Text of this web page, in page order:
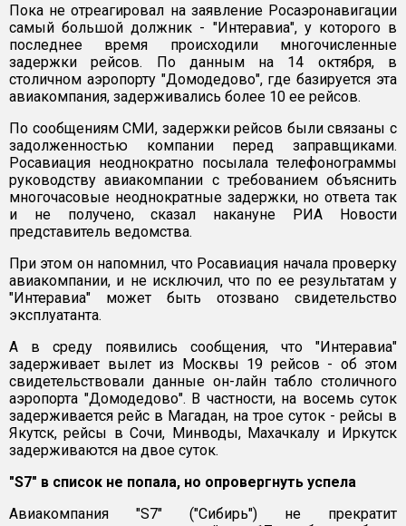
Пока не отреагировал на заявление Росаэронавигации
самый большой должник - "Интеравиа", у которого в
последнее время происходили многочисленные
задержки рейсов. По данным на 14 октября, в
столичном аэропорту "Домодедово", где базируется эта
авиакомпания, задерживались более 10 ее рейсов.
По сообщениям СМИ, задержки рейсов были связаны с
задолженностью компании перед заправщиками.
Росавиация неоднократно посылала телефонограммы
руководству авиакомпании с требованием объяснить
многочасовые неоднократные задержки, но ответа так
и не получено, сказал накануне РИА Новости
представитель ведомства.
При этом он напомнил, что Росавиация начала проверку
авиакомпании, и не исключил, что по ее результатам у
"Интеравиа" может быть отозвано свидетельство
эксплуатанта.
А в среду появились сообщения, что "Интеравиа"
задерживает вылет из Москвы 19 рейсов - об этом
свидетельствовали данные он-лайн табло столичного
аэропорта "Домодедово". В частности, на восемь суток
задерживается рейс в Магадан, на трое суток - рейсы в
Якутск, рейсы в Сочи, Минводы, Махачкалу и Иркутск
задерживаются на двое суток.
"S7" в список не попала, но опровергнуть успела
Авиакомпания "S7" ("Сибирь") не прекратит